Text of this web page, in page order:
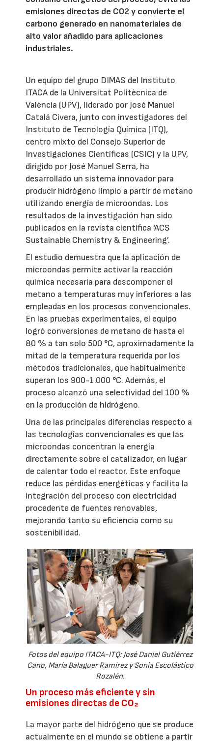
emisiones directas de CO2 y convierte el
carbono generado en nanomateriales de
alto valor añadido para aplicaciones
industriales.
Un equipo del grupo DIMAS del Instituto
ITACA de la Universitat Politècnica de
València (UPV), liderado por José Manuel
Catalá Civera, junto con investigadores del
Instituto de Tecnología Química (ITQ),
centro mixto del Consejo Superior de
Investigaciones Científicas (CSIC) y la UPV,
dirigido por José Manuel Serra, ha
desarrollado un sistema innovador para
producir hidrógeno limpio a partir de metano
utilizando energía de microondas. Los
resultados de la investigación han sido
publicados en la revista científica ‘ACS
Sustainable Chemistry & Engineering’.
El estudio demuestra que la aplicación de
microondas permite activar la reacción
química necesaria para descomponer el
metano a temperaturas muy inferiores a las
empleadas en los procesos convencionales.
En las pruebas experimentales, el equipo
logró conversiones de metano de hasta el
80 % a tan solo 500 °C, aproximadamente la
mitad de la temperatura requerida por los
métodos tradicionales, que habitualmente
superan los 900-1.000 °C. Además, el
proceso alcanzó una selectividad del 100 %
en la producción de hidrógeno.
Una de las principales diferencias respecto a
las tecnologías convencionales es que las
microondas concentran la energía
directamente sobre el catalizador, en lugar
de calentar todo el reactor. Este enfoque
reduce las pérdidas energéticas y facilita la
integración del proceso con electricidad
procedente de fuentes renovables,
mejorando tanto su eficiencia como su
sostenibilidad.
Fotos del equipo ITACA-ITQ: José Daniel Gutiérrez
Cano, María Balaguer Ramirez y Sonia Escolástico
Rozalén.
Un proceso más eficiente y sin
emisiones directas de CO₂
La mayor parte del hidrógeno que se produce
actualmente en el mundo se obtiene a partir